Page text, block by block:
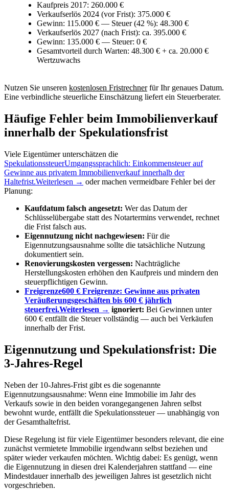
Kaufpreis 2017: 260.000 €
Verkaufserlös 2024 (vor Frist): 375.000 €
Gewinn: 115.000 € — Steuer (42 %): 48.300 €
Verkaufserlös 2027 (nach Frist): ca. 395.000 €
Gewinn: 135.000 € — Steuer: 0 €
Gesamtvorteil durch Warten: 48.300 € + ca. 20.000 €
Wertzuwachs
Nutzen Sie unseren kostenlosen Fristrechnerfür Ihr genaues Datum.
Eine verbindliche steuerliche Einschätzung liefert ein Steuerberater.
Häufige Fehler beim Immobilienverkauf
innerhalb der Spekulationsfrist
Viele Eigentümer unterschätzen die
SpekulationssteuerUmgangssprachlich: Einkommensteuer auf
Gewinne aus privatem Immobilienverkauf innerhalb der
Haltefrist.Weiterlesen → oder machen vermeidbare Fehler bei der
Planung:
Kaufdatum falsch angesetzt: Wer das Datum der
Schlüsselübergabe statt des Notartermins verwendet, rechnet
die Frist falsch aus.
Eigennutzung nicht nachgewiesen: Für die
Eigennutzungsausnahme sollte die tatsächliche Nutzung
dokumentiert sein.
Renovierungskosten vergessen: Nachträgliche
Herstellungskosten erhöhen den Kaufpreis und mindern den
steuerpflichtigen Gewinn.
Freigrenze600 € Freigrenze: Gewinne aus privaten
Veräußerungsgeschäften bis 600 € jährlich
steuerfrei.Weiterlesen → ignoriert: Bei Gewinnen unter
600 € entfällt die Steuer vollständig — auch bei Verkäufen
innerhalb der Frist.
Eigennutzung und Spekulationsfrist: Die
3-Jahres-Regel
Neben der 10-Jahres-Frist gibt es die sogenannte
Eigennutzungsausnahme: Wenn eine Immobilie im Jahr des
Verkaufs sowie in den beiden vorangegangenen Jahren selbst
bewohnt wurde, entfällt die Spekulationssteuer — unabhängig von
der Gesamthaltefrist.
Diese Regelung ist für viele Eigentümer besonders relevant, die eine
zunächst vermietete Immobilie irgendwann selbst beziehen und
später wieder verkaufen möchten. Wichtig dabei: Es genügt, wenn
die Eigennutzung in diesen drei Kalenderjahren stattfand — eine
Mindestdauer innerhalb des jeweiligen Jahres ist gesetzlich nicht
vorgeschrieben.